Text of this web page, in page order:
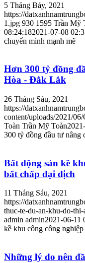
5 Tháng Bảy, 2021
https://
1.jpg 930 1595 Trần Mỹ
08:24:182021-07-08
chuyển mình mạnh mẽ
Hơn 300 tỷ đồng
Hòa - Đắk Lắk
26 Tháng Sáu, 2021
https://
content/uploads/2021/
Toàn Trần Mỹ Toàn
300 tỷ đồng đầu tư
Bất động sản kề
bất chấp đại dịch
11 Tháng Sáu, 2021
https://
thuc-te-du-an-khu-do-
admin admin2021-06-11
kề khu công công
Những lý do nên